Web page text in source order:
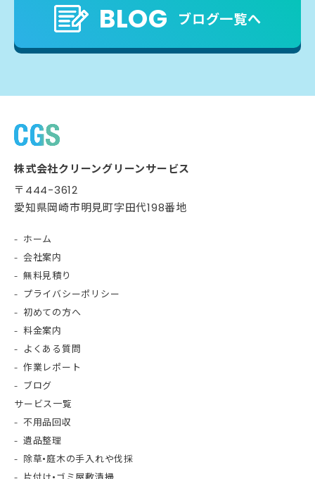
BLOG ブログ一覧へ
株式会社クリーングリーンサービス
〒444-3612
愛知県岡崎市明見町字田代198番地
ホーム
会社案内
無料見積り
プライバシーポリシー
サービス一覧
不用品回収
遺品整理
除草•庭木の手入れや伐採
初めての方へ
料金案内
よくある質問
作業レポート
ブログ